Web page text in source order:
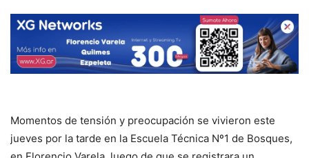
Momentos de tensión y preocupación se vivieron este
jueves por la tarde en la Escuela Técnica Nº1 de Bosques,